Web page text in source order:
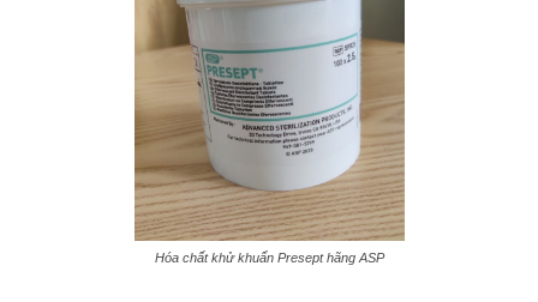
Hóa chất khử khuẩn Presept hãng ASP